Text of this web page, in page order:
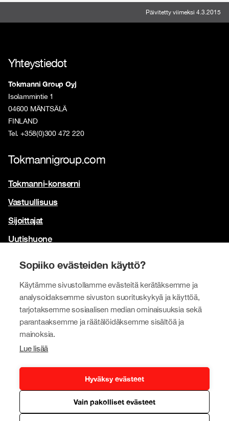
Sopiiko evästeiden käyttö?
Käytämme sivustollamme evästeitä kerätäksemme ja
analysoidaksemme sivuston suorituskykyä ja käyttöä,
tarjotaksemme sosiaalisen median ominaisuuksia sekä
parantaaksemme ja räätälöidäksemme sisältöä ja
mainoksia.
Lue lisää
Hyväksy evästeet
Vain pakolliset evästeet
Päivitetty viimeksi 4.3.2015
Yhteystiedot
Tokmanni Group Oyj
Isolammintie 1
04600 MÄNTSÄLÄ
FINLAND
Tel. +358(0)300 472 220
Tokmannigroup.com
Tokmanni-konserni
Vastuullisuus
Sijoittajat
Uutishuone
Brändimme
Tokmanni
SPAR Suomi
Click Shoes ja Shoe House
Dollarstore
Big Dollar